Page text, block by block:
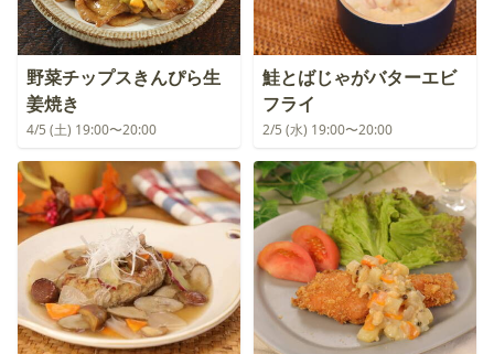
野菜チップスきんぴら生
姜焼き
4/5 (土) 19:00〜20:00
鮭とばじゃがバターエビ
フライ
2/5 (水) 19:00〜20:00